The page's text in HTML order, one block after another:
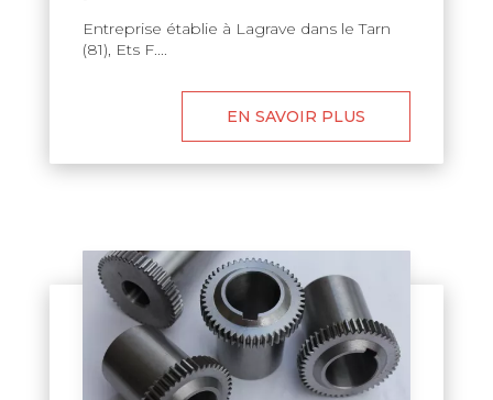
Entreprise établie à Lagrave dans le Tarn
(81), Ets F....
EN SAVOIR PLUS